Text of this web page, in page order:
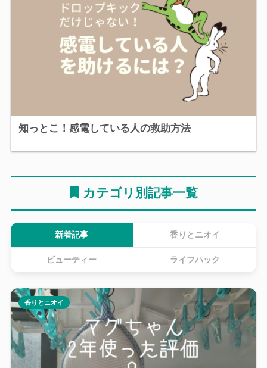
知っとこ！感電している人の救助方法
カテゴリ別記事一覧
新着記事 香りとニオイ
ビューティー ライフハック
香りとニオイ